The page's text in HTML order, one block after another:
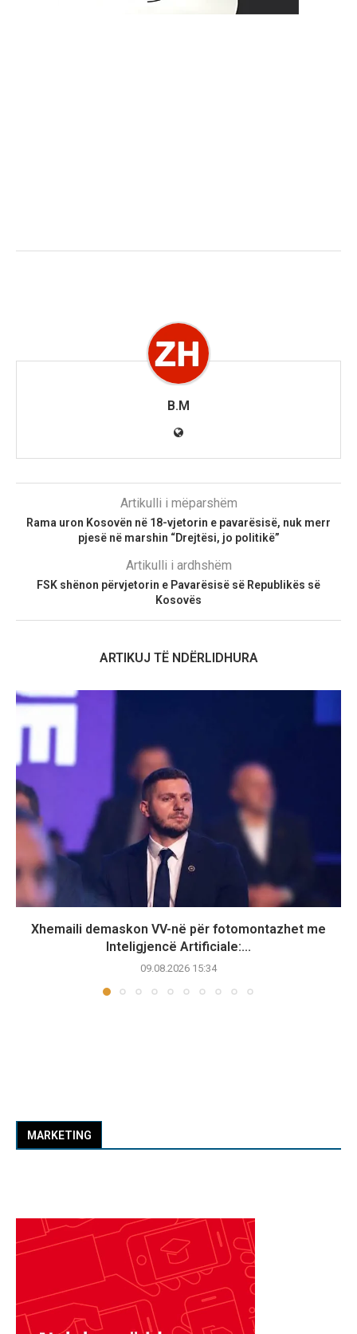
B.M
Artikulli i mëparshëm
Rama uron Kosovën në 18-vjetorin e pavarësisë, nuk merr
pjesë në marshin “Drejtësi, jo politikë”
Artikulli i ardhshëm
FSK shënon përvjetorin e Pavarësisë së Republikës së
Kosovës
ARTIKUJ TË NDËRLIDHURA
Xhemaili demaskon VV-në për fotomontazhet me
Inteligjencë Artificiale:...
09.08.2026 15:34
MARKETING